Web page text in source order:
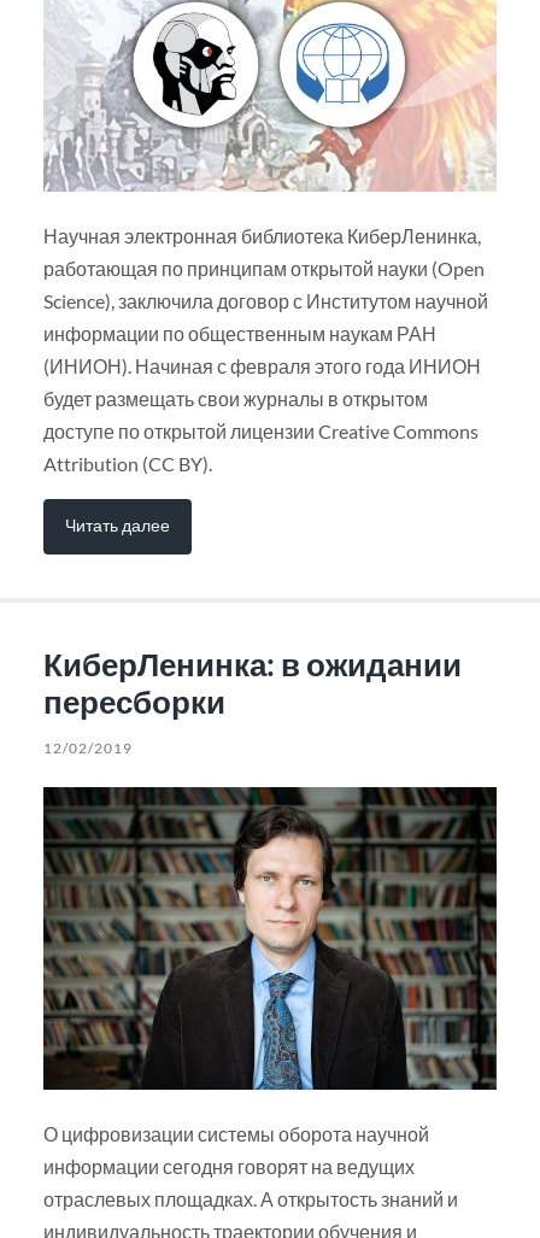
Научная электронная библиотека КиберЛенинка,
работающая по принципам открытой науки (Open
Science), заключила договор с Институтом научной
информации по общественным наукам РАН
(ИНИОН). Начиная с февраля этого года ИНИОН
будет размещать свои журналы в открытом
доступе по открытой лицензии Creative Commons
Attribution (CC BY).
Читать далее
КиберЛенинка: в ожидании
пересборки
12/02/2019
О цифровизации системы оборота научной
информации сегодня говорят на ведущих
отраслевых площадках. А открытость знаний и
индивидуальность траектории обучения и